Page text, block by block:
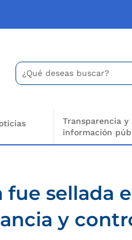
Buscar:
Search
for...
Transparencia y
información
fue sellada
y